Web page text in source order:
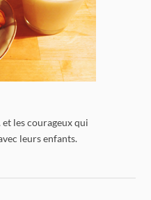
les courageux qui
leurs enfants.